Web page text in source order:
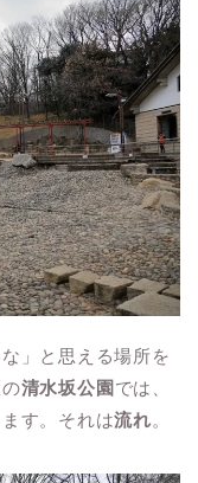
」と思える場所を
清水坂公園 では、
す。それは流れ。